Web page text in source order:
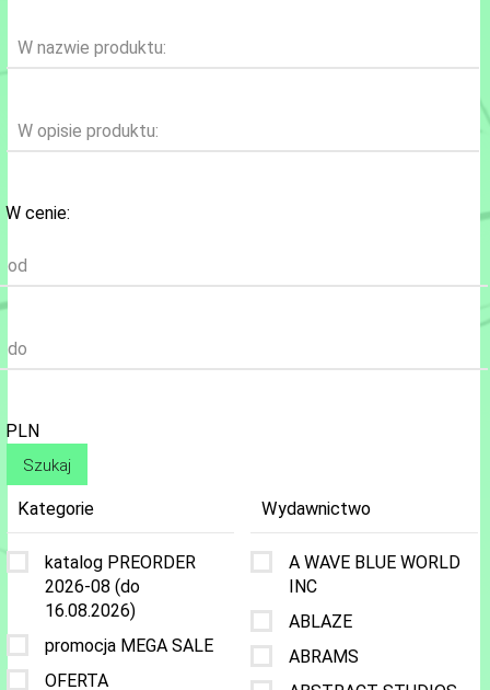
W nazwie produktu:
W opisie produktu:
W cenie:
od
do
PLN
Kategorie
katalog PREORDER
2026-08 (do
16.08.2026)
promocja MEGA SALE
OFERTA
Wydawnictwo
A WAVE BLUE WORLD
INC
ABLAZE
ABRAMS